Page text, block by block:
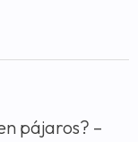
pájaros? –